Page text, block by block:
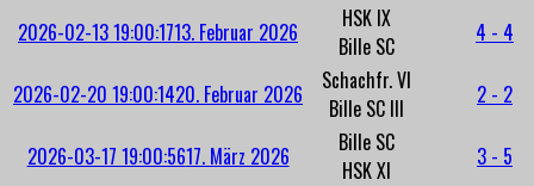
2026-02-13 19:00:1713. Februar 2026
HSK IX
Bille SC
4 - 4
2026-02-20 19:00:1420. Februar 2026
Schachfr. VI
Bille SC III
2 - 2
2026-03-17 19:00:5617. März 2026
Bille SC
HSK XI
3 - 5